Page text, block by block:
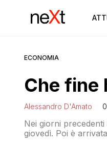
ECONOMIA
Che fine
Alessandro D'Amato
Nei giorni
giovedì. Poi è